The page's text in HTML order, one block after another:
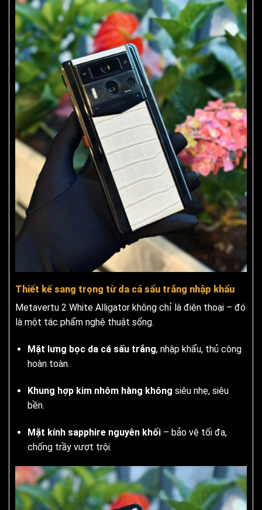
Thiết kế sang trọng từ da cá sấu trắng nhập khẩu
Metavertu 2 White Alligator không chỉ là điện thoại – đó
là một tác phẩm nghệ thuật sống.
Mặt lưng bọc da cá sấu trắng, nhập khẩu, thủ công
hoàn toàn.
Khung hợp kim nhôm hàng không siêu nhẹ, siêu
bền.
Mặt kính sapphire nguyên khối– bảo vệ tối đa,
chống trầy vượt trội.